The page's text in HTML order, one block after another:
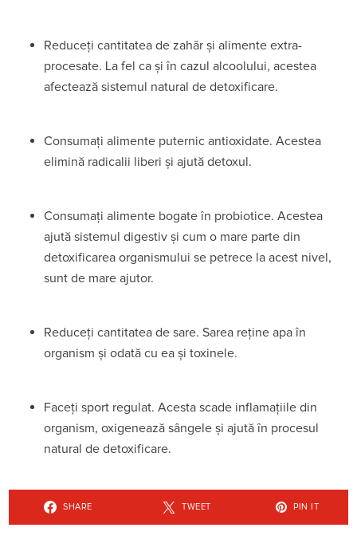
Reduceți cantitatea de zahăr și alimente extra-
procesate. La fel ca și în cazul alcoolului, acestea
afectează sistemul natural de detoxificare.
Consumați alimente puternic antioxidate. Acestea
elimină radicalii liberi și ajută detoxul.
Consumați alimente bogate în probiotice. Acestea
ajută sistemul digestiv și cum o mare parte din
detoxificarea organismului se petrece la acest nivel,
sunt de mare ajutor.
Reduceți cantitatea de sare. Sarea reține apa în
organism și odată cu ea și toxinele.
Faceți sport regulat. Acesta scade inflamațiile din
organism, oxigenează sângele și ajută în procesul
natural de detoxificare.
SHARE TWEET PIN IT